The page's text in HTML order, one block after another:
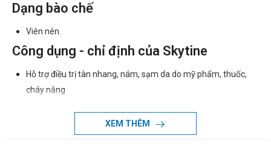
Dạng bào chế
Viên nén.
Công dụng - chỉ định của Skytine
Hỗ trợ điều trị tàn nhang, nám, sạm da do mỹ phẩm, thuốc,
cháy nắng
XEM THÊM